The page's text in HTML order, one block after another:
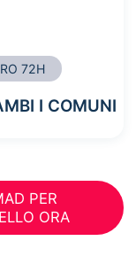
72H
I COMUNI
PER
ORA